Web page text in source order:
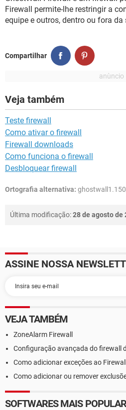
GUIA DE COMPRAS
Firewall permite-lhe restringir a
equipe e outros, dentro ou fora da
Compartilhar
Veja também
Teste firewall
Como ativar o firewall
Firewall downloads
Como funciona o firewall
Desbloquear firewall
Ortografia alternativa:
Última modificação:28 de agosto de
ASSINE NOSSA
VEJA TAMBÉM
ZoneAlarm Firewall
Configuração avançada do firewall
Como adicionar exceções ao
Como adicionar ou remover
SOFTWARES MAIS